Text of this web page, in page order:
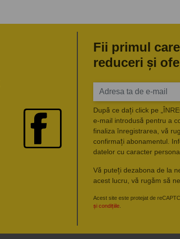
Fii primul
reduceri și
După ce dați click pe
e-mail introdusă pentru a
finaliza înregistrarea, vă
confirmați abonamentul.
datelor cu caracter
Vă puteți dezabona de la
acest lucru, vă rugăm să
Acest site este protejat de
și condițiile